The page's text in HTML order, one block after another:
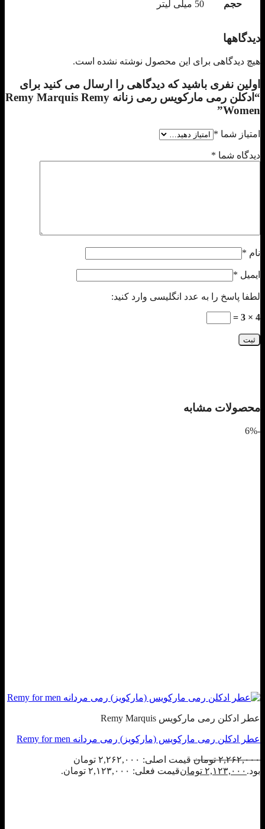
حجم 50 میلی لیتر
دیدگاهها
هیچ دیدگاهی برای این محصول نوشته نشده است.
اولین نفری باشید که دیدگاهی را ارسال می کنید برای
“ادکلن رمی مارکویس رمی زنانه Remy Marquis Remy
Women”
امتیاز شما *
دیدگاه شما *
نام *
ایمیل *
لطفا پاسخ را به عدد انگلیسی وارد کنید:
4 × 3 =
محصولات مشابه
-6%
عطر ادکلن رمی مارکویس Remy Marquis
عطر ادکلن رمی مارکویس (مارکویز) رمی مردانه Remy for men
۲,۲۶۲,۰۰۰ تومان
قیمت اصلی: ۲,۲۶۲,۰۰۰ تومان
بود. ۲,۱۲۳,۰۰۰ تومانقیمت فعلی: ۲,۱۲۳,۰۰۰ تومان.